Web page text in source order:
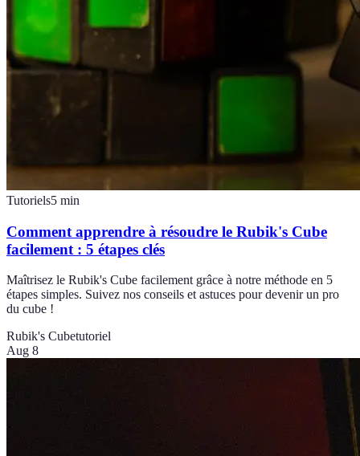
Tutoriels5 min
Comment apprendre à résoudre le Rubik's Cube
facilement : 5 étapes clés
Maîtrisez le Rubik's Cube facilement grâce à notre méthode en 5
étapes simples. Suivez nos conseils et astuces pour devenir un pro
du cube !
Rubik's Cubetutoriel
Aug 8